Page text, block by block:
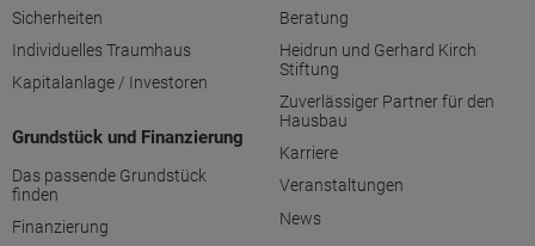
Sicherheiten
Individuelles Traumhaus
Kapitalanlage / Investoren
Grundstück und Finanzierung
Das passende Grundstück
finden
Finanzierung
Beratung
Heidrun und Gerhard Kirch
Stiftung
Zuverlässiger Partner für den
Hausbau
Karriere
Veranstaltungen
News